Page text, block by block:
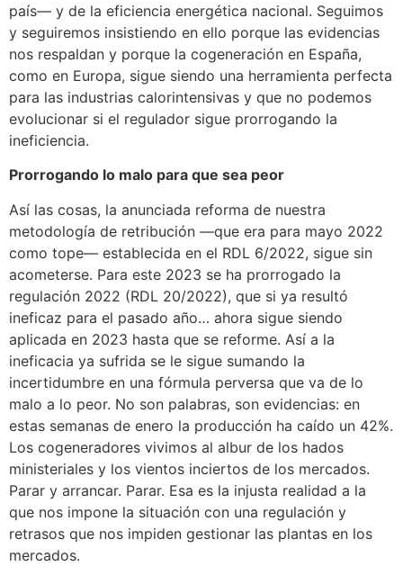
país— y de la eficiencia energética nacional. Seguimos
y seguiremos insistiendo en ello porque las evidencias
nos respaldan y porque la cogeneración en España,
como en Europa, sigue siendo una herramienta perfecta
para las industrias calorintensivas y que no podemos
evolucionar si el regulador sigue prorrogando la
ineficiencia.
Prorrogando lo malo para que sea peor
Así las cosas, la anunciada reforma de nuestra
metodología de retribución —que era para mayo 2022
como tope— establecida en el RDL 6/2022, sigue sin
acometerse. Para este 2023 se ha prorrogado la
regulación 2022 (RDL 20/2022), que si ya resultó
ineficaz para el pasado año… ahora sigue siendo
aplicada en 2023 hasta que se reforme. Así a la
ineficacia ya sufrida se le sigue sumando la
incertidumbre en una fórmula perversa que va de lo
malo a lo peor. No son palabras, son evidencias: en
estas semanas de enero la producción ha caído un 42%.
Los cogeneradores vivimos al albur de los hados
ministeriales y los vientos inciertos de los mercados.
Parar y arrancar. Parar. Esa es la injusta realidad a la
que nos impone la situación con una regulación y
retrasos que nos impiden gestionar las plantas en los
mercados.